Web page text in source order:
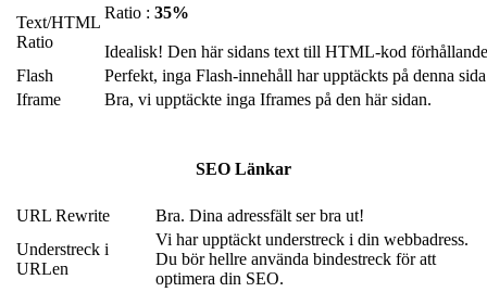
Text/HTML
Ratio
Ratio : 35%
Idealisk! Den här sidans text till HTML-kod
Flash
Perfekt, inga Flash-innehåll har upptäckts på denna
Iframe
Bra, vi upptäckte inga Iframes på den här sidan.
SEO Länkar
URL Rewrite
Bra. Dina adressfält ser bra ut!
Understreck i
URLen
Vi har upptäckt understreck i din webbadress.
Du bör hellre använda bindestreck för att
optimera din SEO.